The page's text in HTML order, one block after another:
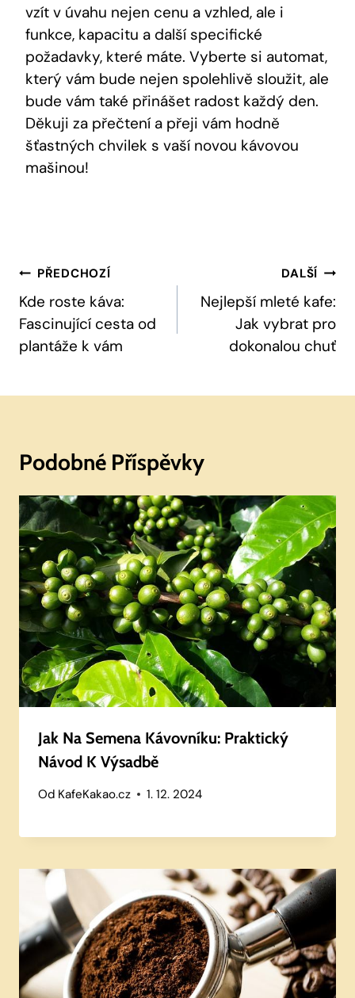
vzít v úvahu nejen cenu a vzhled, ale i
funkce, kapacitu a další specifické
požadavky, které máte. Vyberte si automat,
který vám bude nejen spolehlivě sloužit, ale
bude vám také přinášet radost každý den.
Děkuji za přečtení a přeji vám hodně
šťastných chvilek s vaší novou kávovou
mašinou!
Navigace
Pro
Příspěvek
PŘEDCHOZÍ
Kde roste káva:
Fascinující cesta od
plantáže k vám
DALŠÍ
Nejlepší mleté kafe:
Jak vybrat pro
dokonalou chuť
Podobné Příspěvky
Jak Na Semena Kávovníku: Praktický
Návod K Výsadbě
Od KafeKakao.cz 1. 12. 2024